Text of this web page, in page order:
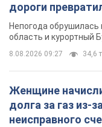
дороги
Непогода
область и курортный
8.08.2026 09:27 34,6
Женщине
долга за газ из-
неисправного